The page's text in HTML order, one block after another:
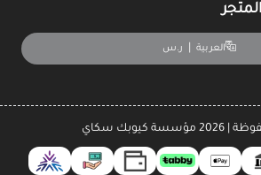
العربية ر.س
| 2026 مؤسسة كيوبك سكاي